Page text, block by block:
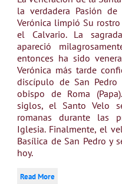
la verdadera Pasión de
Verónica limpió Su
el Calvario. La
apareció
entonces ha sido
Verónica más tarde
discípulo de San
obispo de Roma
siglos, el Santo Velo
romanas durante las
Iglesia. Finalmente, el
Basílica de San Pedro y
hoy.
Read More